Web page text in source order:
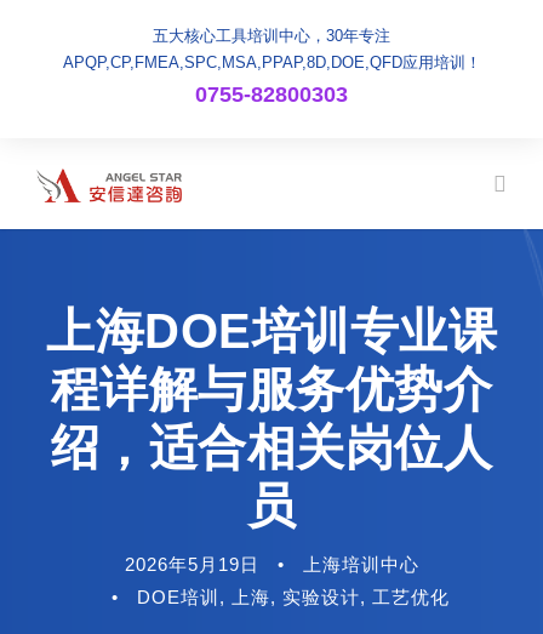
五大核心工具培训中心，30年专注
APQP,CP,FMEA,SPC,MSA,PPAP,8D,DOE,QFD应用培训！
0755-82800303
上海DOE培训专业课
程详解与服务优势介
绍，适合相关岗位人
员
2026年5月19日 •
上海培训中心
•
DOE培训 , 上海, 实验设计, 工艺优化